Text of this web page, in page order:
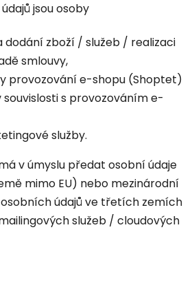
jsou osoby
dodání zboží / služeb / realizaci
smlouvy,
provozování e-shopu (Shoptet)
souvislosti s provozováním e-
služby.
v úmyslu předat osobní údaje
mimo EU) nebo mezinárodní
údajů ve třetích zemích
služeb / cloudových